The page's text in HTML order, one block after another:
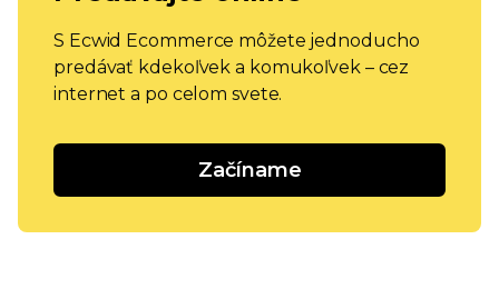
S Ecwid Ecommerce môžete jednoducho
predávať kdekoľvek a komukoľvek – cez
internet a po celom svete.
Začíname